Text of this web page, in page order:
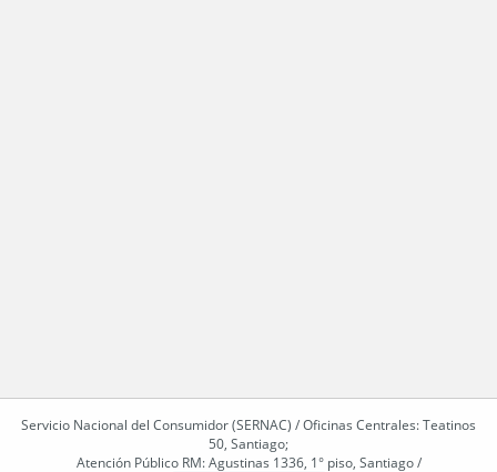
Servicio Nacional del Consumidor (SERNAC) / Oficinas Centrales: Teatinos
50, Santiago;
Atención Público RM: Agustinas 1336, 1° piso, Santiago /